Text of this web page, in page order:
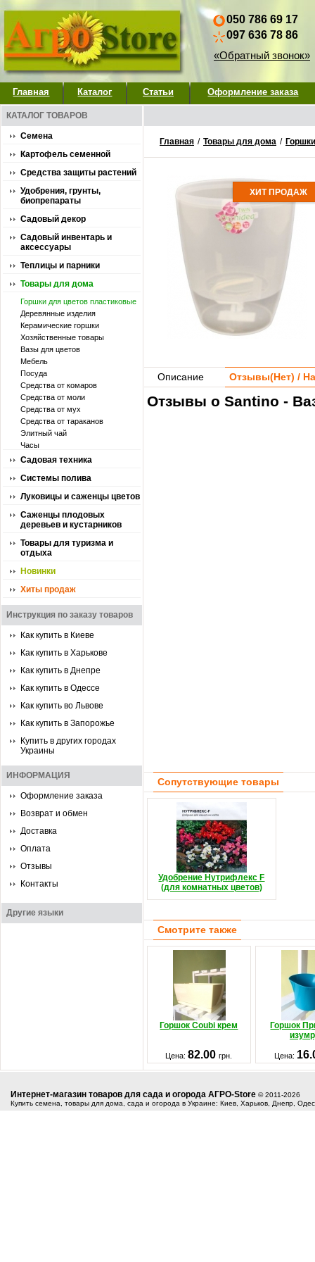
050 786 69 17
097 636 78 86
«Обратный звонок»
Главная Каталог Статьи Оформление заказа
КАТАЛОГ ТОВАРОВ
Семена
Картофель семенной
Средства защиты растений
Удобрения, грунты,
биопрепараты
Садовый декор
Садовый инвентарь и
аксессуары
Теплицы и парники
Товары для дома
Горшки для цветов пластиковые
Деревянные изделия
Керамические горшки
Хозяйственные товары
Вазы для цветов
Мебель
Посуда
Средства от комаров
Средства от моли
Средства от мух
Средства от тараканов
Элитный чай
Часы
Садовая техника
Системы полива
Луковицы и саженцы цветов
Саженцы плодовых
деревьев и кустарников
Товары для туризма и
отдыха
Новинки
Хиты продаж
Инструкция по заказу товаров
Как купить в Киеве
Как купить в Харькове
Как купить в Днепре
Как купить в Одессе
Как купить во Львове
Как купить в Запорожье
Купить в других городах
Украины
ИНФОРМАЦИЯ
Оформление заказа
Возврат и обмен
Доставка
Оплата
Отзывы
Контакты
Другие языки
Главная / Товары для дома /
ХИТ ПРОДАЖ
Описание Отзывы(Нет) /
Отзывы о Santino -
Сопутствующие товары
Удобрение Нутрифлекс F
(для комнатных цветов)
Смотрите также
Горшок Coubi крем
Горшок
Цена:82.00грн. Цена:
Интернет-магазин товаров для сада и огорода АГРО-Store © 2011-2026
Купить семена, товары для дома, сада и огорода в Украине: Киев, Харьков, Днепр,